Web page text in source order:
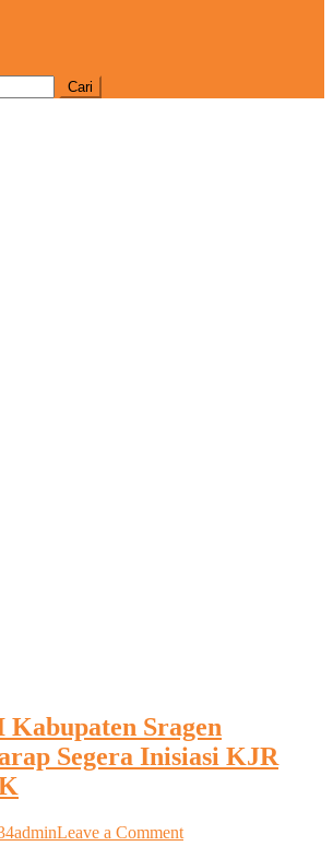
Kabupaten Sragen
Segera Inisiasi KJR
adminLeave a Commenton